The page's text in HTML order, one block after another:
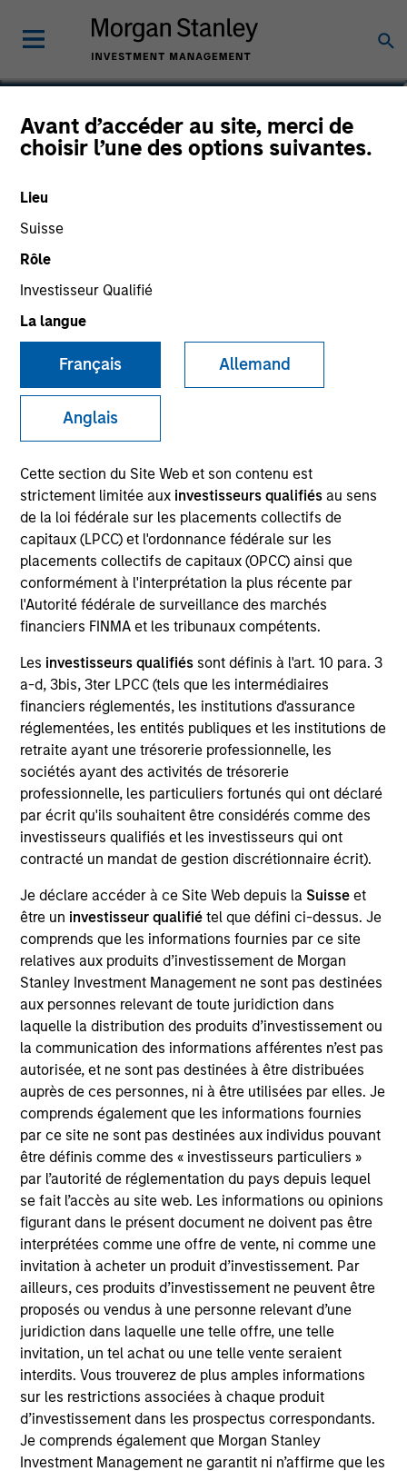
Avant d’accéder au site, merci de
choisir l’une des options suivantes.
Lieu
Suisse
Rôle
Investisseur Qualifié
La langue
Français Allemand
Anglais
Cette section du Site Web et son contenu est
strictement limitée aux investisseurs qualifiésau sens
de la loi fédérale sur les placements collectifs de
capitaux (LPCC) et l'ordonnance fédérale sur les
placements collectifs de capitaux (OPCC) ainsi que
conformément à l'interprétation la plus récente par
l'Autorité fédérale de surveillance des marchés
financiers FINMA et les tribunaux compétents.
Les investisseurs qualifiés sont définis à l'art. 10 para. 3
a-d, 3bis, 3ter LPCC (tels que les intermédiaires
financiers réglementés, les institutions d'assurance
réglementées, les entités publiques et les institutions de
retraite ayant une trésorerie professionnelle, les
sociétés ayant des activités de trésorerie
professionnelle, les particuliers fortunés qui ont déclaré
par écrit qu'ils souhaitent être considérés comme des
investisseurs qualifiés et les investisseurs qui ont
contracté un mandat de gestion discrétionnaire écrit).
Je déclare accéder à ce Site Web depuis la Suisse et
être un investisseur qualifiétel que défini ci-dessus. Je
comprends que les informations fournies par ce site
relatives aux produits d’investissement de Morgan
Stanley Investment Management ne sont pas destinées
aux personnes relevant de toute juridiction dans
laquelle la distribution des produits d’investissement ou
la communication des informations afférentes n’est pas
autorisée, et ne sont pas destinées à être distribuées
auprès de ces personnes, ni à être utilisées par elles. Je
comprends également que les informations fournies
par ce site ne sont pas destinées aux individus pouvant
être définis comme des « investisseurs particuliers »
par l’autorité de réglementation du pays depuis lequel
se fait l’accès au site web. Les informations ou opinions
figurant dans le présent document ne doivent pas être
interprétées comme une offre de vente, ni comme une
invitation à acheter un produit d’investissement. Par
ailleurs, ces produits d’investissement ne peuvent être
proposés ou vendus à une personne relevant d’une
juridiction dans laquelle une telle offre, une telle
invitation, un tel achat ou une telle vente seraient
interdits. Vous trouverez de plus amples informations
sur les restrictions associées à chaque produit
d’investissement dans les prospectus correspondants.
Je comprends également que Morgan Stanley
Investment Management ne garantit ni n’affirme que les
American Resilience
Fund
Communication Promotionnelle
Commentaire
Informations clés pour l’investisseur
(KID)
Présentation générale
Objectif d’Investissement
Croissance à long terme de votre investissement.
Approche d’investissement
L'équipe d'investissement estime que les
entreprises de grande qualité, bien positionnées
sur le marché et dont les valorisations sont
raisonnables, devraient permettre d'obtenir des
performances élevées sur le capital d'exploitation
et de résister aux cycles du marché. L'analyse des
facteurs ESG et le dialogue actif avec les
entreprises, mené par le gérant de portefeuille,
jouent un rôle majeur dans le cadre du processus
de gestion.
La valeur des investissements et les revenus qui
en découlent varieront et rien ne garantit que le
Fonds atteigne ses objectifs d’investissement.
Caractéristiques du fonds
V.L. et Performance
Les performances passées ne sont pas un